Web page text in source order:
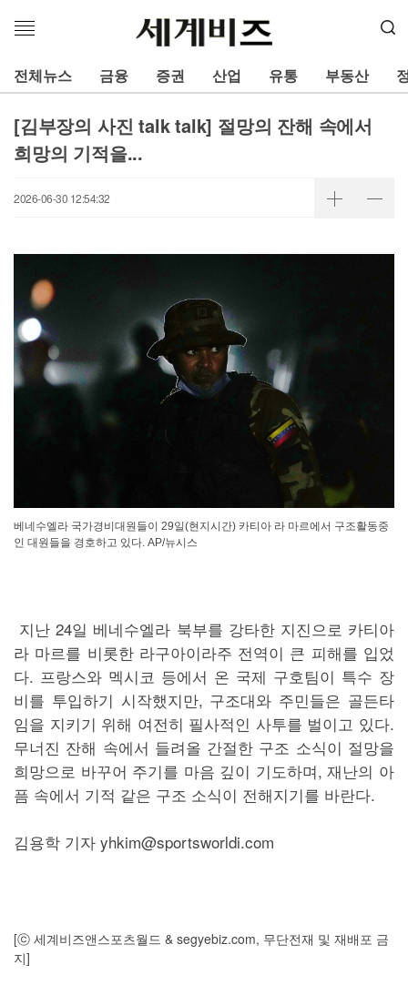
메
열
기
전체뉴스 금융 증권 산업 유통 부동산
[김부장의 사진 talk talk] 절망의 잔해 속에서
희망의 기적을...
2026-06-30 12:54:32
베네수엘라 국가경비대원들이 29일(현지시간) 카티아 라 마르에서 구조활동중
인 대원들을 경호하고 있다. AP/뉴시스
지난 24일 베네수엘라 북부를 강타한 지진으로 카티아
라 마르를 비롯한 라구아이라주 전역이 큰 피해를 입었
다. 프랑스와 멕시코 등에서 온 국제 구호팀이 특수 장
비를 투입하기 시작했지만, 구조대와 주민들은 골든타
임을 지키기 위해 여전히 필사적인 사투를 벌이고 있다.
무너진 잔해 속에서 들려올 간절한 구조 소식이 절망을
희망으로 바꾸어 주기를 마음 깊이 기도하며, 재난의 아
픔 속에서 기적 같은 구조 소식이 전해지기를 바란다.
김용학 기자 yhkim@sportsworldi.com
[ⓒ 세계비즈앤스포츠월드 & segyebiz.com, 무단전재 및 재배포 금
지]